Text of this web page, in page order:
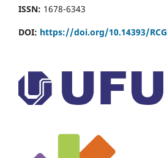
ISSN: 1678-6343
DOI: https://doi.org/10.14393/RCG